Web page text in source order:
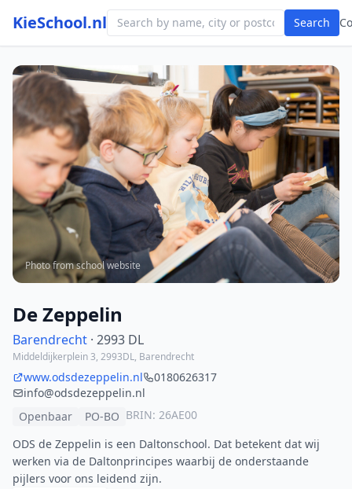
KieSchool.nl Search
Photo from school website
De Zeppelin
Barendrecht · 2993 DL
Middeldijkerplein 3, 2993DL, Barendrecht
www.odsdezeppelin.nl
0180626317
info@odsdezeppelin.nl
Openbaar
PO-BO BRIN: 26AE00
ODS de Zeppelin is een Daltonschool. Dat betekent dat wij
werken via de Daltonprincipes waarbij de onderstaande
pijlers voor ons leidend zijn.